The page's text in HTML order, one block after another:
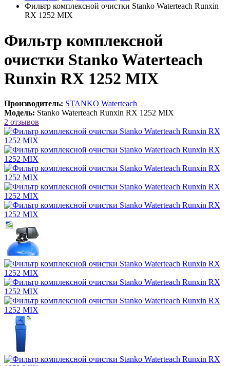
Фильтр комплексной очистки Stanko Waterteach Runxin
RX 1252 MIX
Фильтр комплексной
очистки Stanko Waterteach
Runxin RX 1252 MIX
Производитель: STANKO Waterteach
Модель: Stanko Waterteach Runxin RX 1252 MIX
2 отзывов